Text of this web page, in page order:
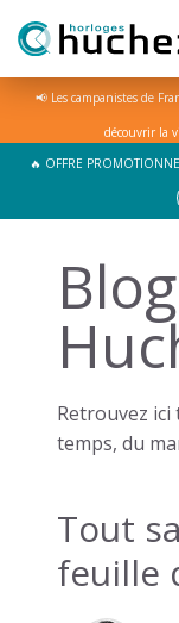
📢 Les campanistes de
découvrir la
🔥 OFFRE
Retrouvez
temps, du
Tout
feuille